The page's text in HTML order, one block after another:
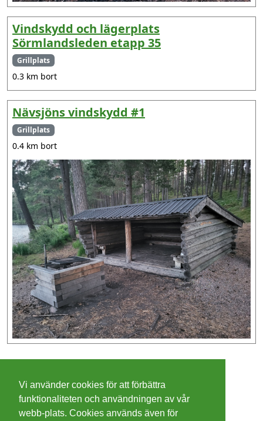
Vindskydd och lägerplats
Sörmlandsleden etapp 35
Grillplats
0.3 km bort
Nävsjöns vindskydd #1
Grillplats
0.4 km bort
Cookies
Vi använder cookies för att förbättra
funktionaliteten och användningen av vår
webb-plats. Cookies används även för